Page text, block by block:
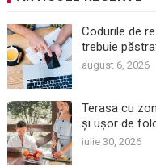
Codurile de
trebuie
august 6, 2026
Terasa cu
și ușor de
iulie 30, 2026